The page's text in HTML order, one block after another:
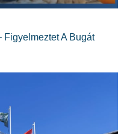
Figyelmeztet A Bugát